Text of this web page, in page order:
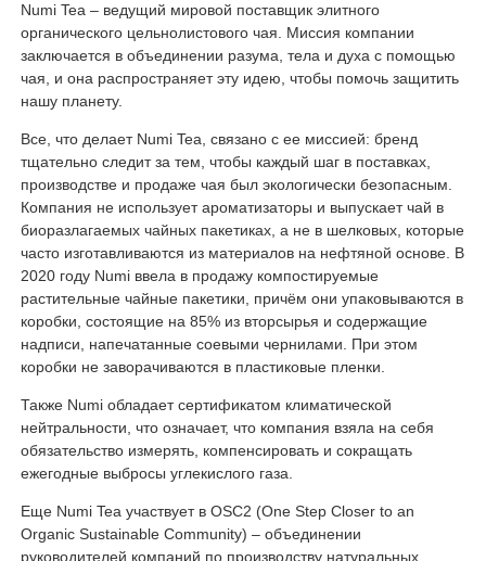
Numi Tea – ведущий мировой поставщик элитного
органического цельнолистового чая. Миссия компании
заключается в объединении разума, тела и духа с помощью
чая, и она распространяет эту идею, чтобы помочь защитить
нашу планету.
Все, что делает Numi Tea, связано с ее миссией: бренд
тщательно следит за тем, чтобы каждый шаг в поставках,
производстве и продаже чая был экологически безопасным.
Компания не использует ароматизаторы и выпускает чай в
биоразлагаемых чайных пакетиках, а не в шелковых, которые
часто изготавливаются из материалов на нефтяной основе. В
2020 году Numi ввела в продажу компостируемые
растительные чайные пакетики, причём они упаковываются в
коробки, состоящие на 85% из вторсырья и содержащие
надписи, напечатанные соевыми чернилами. При этом
коробки не заворачиваются в пластиковые пленки.
Также Numi обладает сертификатом климатической
нейтральности, что означает, что компания взяла на себя
обязательство измерять, компенсировать и сокращать
ежегодные выбросы углекислого газа.
Еще Numi Tea участвует в OSC2 (One Step Closer to an
Organic Sustainable Community) – объединении
руководителей компаний по производству натуральных